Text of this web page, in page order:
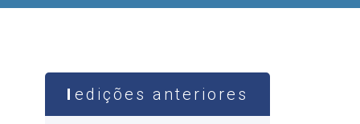
edições anteriores